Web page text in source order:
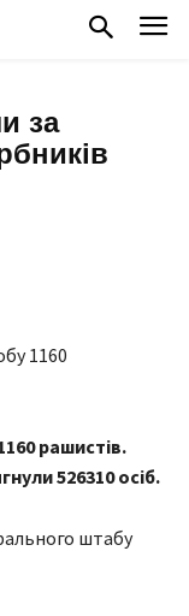
за
рашистів.
526310 осіб.
штабу